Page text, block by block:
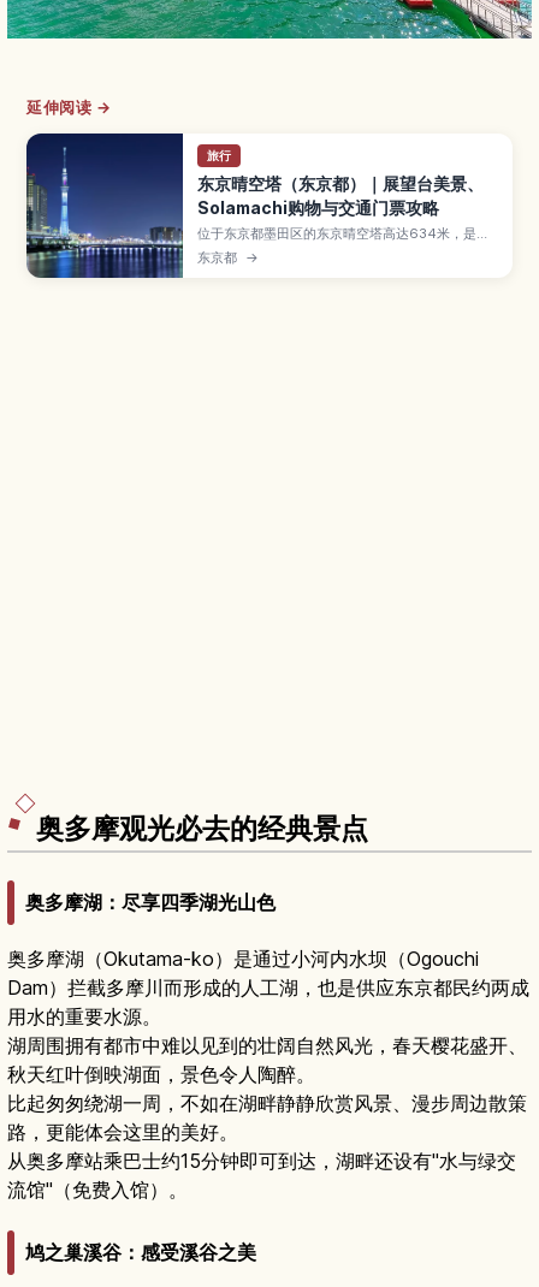
延伸阅读 →
旅行
东京晴空塔（东京都）｜展望台美景、
Solamachi购物与交通门票攻略
位于东京都墨田区的东京晴空塔高达634米，是东
京地标性建筑兼电波塔，也是许多游客必访景点。
本文将介绍两层展望台的全景视野、东京晴空街道
东京都 →
奥多摩观光必去的经典景点
奥多摩湖：尽享四季湖光山色
奥多摩湖（Okutama-ko）是通过小河内水坝（Ogouchi
Dam）拦截多摩川而形成的人工湖，也是供应东京都民约两成
用水的重要水源。
湖周围拥有都市中难以见到的壮阔自然风光，春天樱花盛开、
秋天红叶倒映湖面，景色令人陶醉。
比起匆匆绕湖一周，不如在湖畔静静欣赏风景、漫步周边散策
路，更能体会这里的美好。
从奥多摩站乘巴士约15分钟即可到达，湖畔还设有"水与绿交
流馆"（免费入馆）。
鸠之巢溪谷：感受溪谷之美